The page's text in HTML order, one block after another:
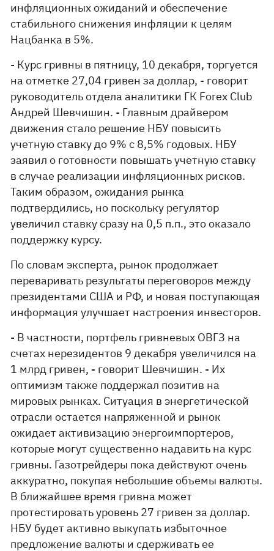
инфляционных ожиданий и обеспечение
стабильного снижения инфляции к целям
Нацбанка в 5%.
- Курс гривны в пятницу, 10 декабря, торгуется
на отметке 27,04 гривен за доллар, - говорит
руководитель отдела аналитики ГК Forex Club
Андрей Шевчишин. - Главным драйвером
движения стало решение НБУ повысить
учетную ставку до 9% с 8,5% годовых. НБУ
заявил о готовности повышать учетную ставку
в случае реализации инфляционных рисков.
Таким образом, ожидания рынка
подтвердились, но поскольку регулятор
увеличил ставку сразу на 0,5 п.п., это оказало
поддержку курсу.
По словам эксперта, рынок продолжает
переваривать результаты переговоров между
президентами США и РФ, и новая поступающая
информация улучшает настроения инвесторов.
- В частности, портфель гривневых ОВГЗ на
счетах нерезидентов 9 декабря увеличился на
1 млрд гривен, - говорит Шевчишин. - Их
оптимизм также поддержал позитив на
мировых рынках. Ситуация в энергетической
отрасли остается напряженной и рынок
ожидает активизацию энергоимпортеров,
которые могут существенно надавить на курс
гривны. Газотрейдеры пока действуют очень
аккуратно, покупая небольшие объемы валюты.
В ближайшее время гривна может
протестировать уровень 27 гривен за доллар.
НБУ будет активно выкупать избыточное
предложение валюты и сдерживать ее